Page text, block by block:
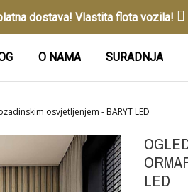
dostava! Vlastita flota vozila!
O NAMA SURADNJA
osvjetljenjem - BARYT LED
LED